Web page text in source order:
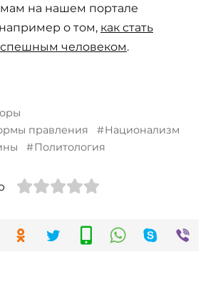
на нашем портале
о том, как стать
человеком.
правления
Национализм
Политология